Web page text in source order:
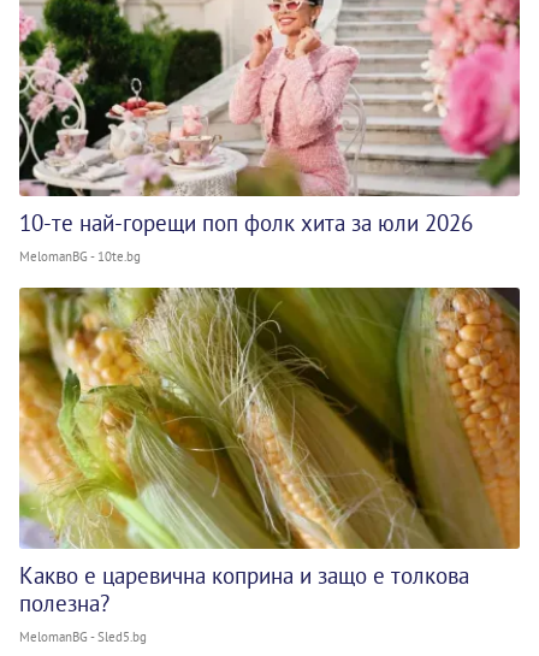
10-те най-горещи поп фолк хита за юли 2026
MelomanBG - 10te.bg
Какво е царевична коприна и защо е толкова
полезна?
MelomanBG - Sled5.bg